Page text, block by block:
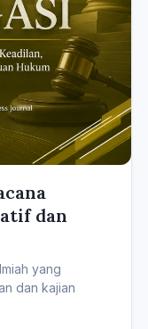
dan
dan kajian